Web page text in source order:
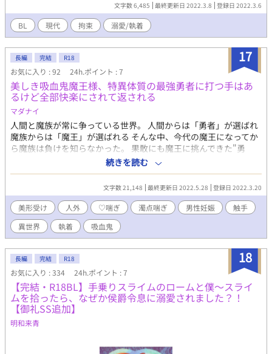
文字数 6,485 最終更新日 2022.3.8 登録日 2022.3.6
BL 現代 拘束 溺愛/執着
17
長編 完結 R18
お気に入り : 92 24h.ポイント : 7
美しき吸血鬼魔王様、特異体質の最強勇者に打つ手はあ
るけど全部快楽にされて返される
マダナイ
人間と魔族が常に争っている世界。 人間からは「勇者」が選ばれ
魔族からは「魔王」が選ばれる そんな中、今代の魔王になってか
ら魔族は負けを知らなかった。 果敢にも魔王に挑んできた"勇
者"たちを無残に…ではなく目を合わせただけで生きたまま忠実な
僕に変え、 一部の者しか素顔どころか声すら聞くことも許されな
い。 前代らのような暴力的な武力を振るうわけでもない、謎めい
た存在。 その魔王を倒すために玉座の間にたどり着いた勇者が見
たのは…
【特異体質勇者×美しすぎる魔王】 攻めも喘ぎます。触手に自我
があります。 精神的に受けが上位だったりします。 勇者…赤髪短
髪、銀目、褐色ゴリゴリ筋肉、一人称俺 魔王…黒髪長髪、緑目、
色白しなやか筋肉、一人称私
続きを読む
文字数 21,148 最終更新日 2022.5.28 登録日 2022.3.20
美形受け 人外 ♡喘ぎ 濁点喘ぎ 男性妊娠
触手
異世界
執着 吸血鬼
18
長編 完結 R18
お気に入り : 334 24h.ポイント : 7
【完結・R18BL】手乗りスライムのロームと僕〜スライ
ムを拾ったら、なぜか侯爵令息に溺愛されました？！
【御礼SS追加】
明和来青